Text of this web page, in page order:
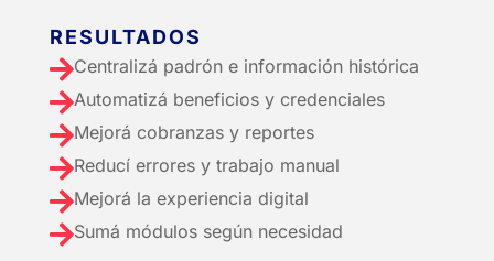
RESULTADOS
Centralizá padrón e información histórica
Automatizá beneficios y credenciales
Mejorá cobranzas y reportes
Reducí errores y trabajo manual
Mejorá la experiencia digital
Sumá módulos según necesidad